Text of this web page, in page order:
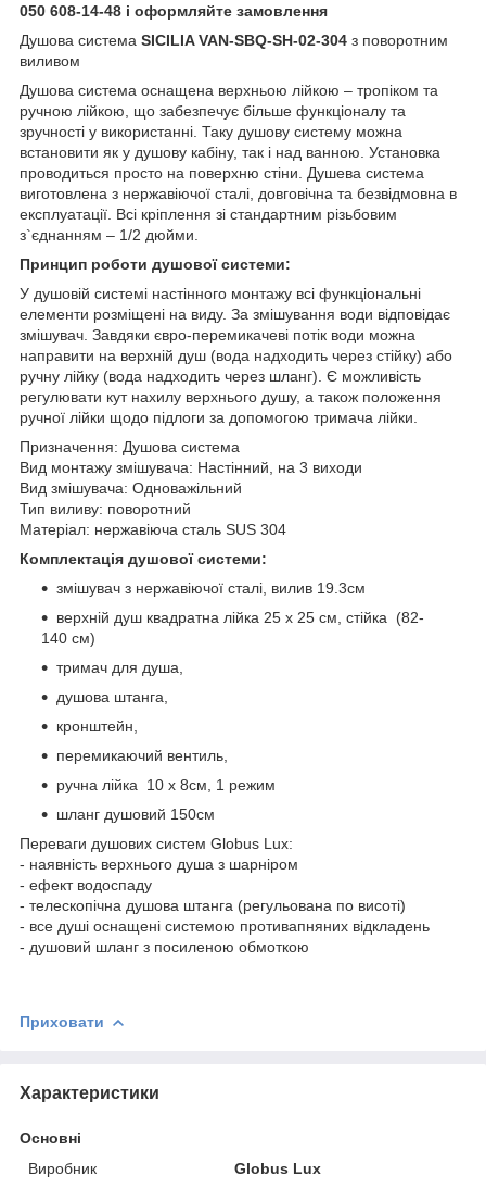
050 608-14-48 і оформляйте замовлення
Душова система SICILIA VAN-SBQ-SH-02-304 з поворотним
виливом
Душова система оснащена верхньою лійкою – тропіком та
ручною лійкою, що забезпечує більше функціоналу та
зручності у використанні. Таку душову систему можна
встановити як у душову кабіну, так і над ванною. Установка
проводиться просто на поверхню стіни. Душева система
виготовлена з нержавіючої сталі, довговічна та безвідмовна в
експлуатації. Всі кріплення зі стандартним різьбовим
з`єднанням – 1/2 дюйми.
Принцип роботи душової системи:
У душовій системі настінного монтажу всі функціональні
елементи розміщені на виду. За змішування води відповідає
змішувач. Завдяки євро-перемикачеві потік води можна
направити на верхній душ (вода надходить через стійку) або
ручну лійку (вода надходить через шланг). Є можливість
регулювати кут нахилу верхнього душу, а також положення
ручної лійки щодо підлоги за допомогою тримача лійки.
Призначення: Душова система
Вид монтажу змішувача: Настінний, на 3 виходи
Вид змішувача: Одноважільний
Тип виливу: поворотний
Матеріал: нержавіюча сталь SUS 304
Комплектація душової системи:
змішувач з нержавіючої сталі, вилив 19.3см
верхній душ квадратна лійка 25 х 25 см, стійка (82-
140 см)
тримач для душа,
душова штанга,
кронштейн,
перемикаючий вентиль,
ручна лійка 10 х 8см, 1 режим
шланг душовий 150см
Переваги душових систем Globus Lux:
- наявність верхнього душа з шарніром
- ефект водоспаду
- телескопічна душова штанга (регульована по висоті)
- все душі оснащені системою противапняних відкладень
- душовий шланг з посиленою обмоткою
Приховати
Характеристики
Основні
Виробник
Globus Lux